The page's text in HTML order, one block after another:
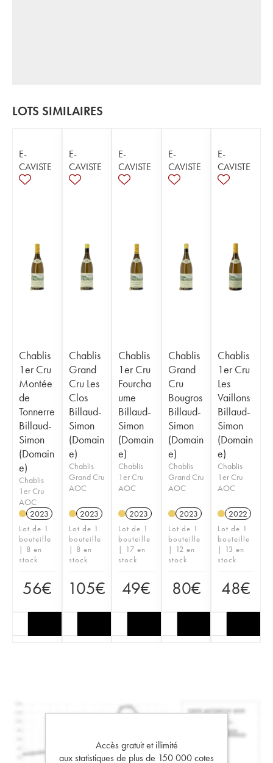
LOTS SIMILAIRES
E-
CAVISTE
Chablis
1er Cru
Montée
de
Tonnerre
Billaud-
Simon
(Domain
e)
Chablis
1er Cru
AOC
2023
Lot de 1
bouteille
| 8 en
stock
56€
E-
CAVISTE
Chablis
Grand
Cru Les
Clos
Billaud-
Simon
(Domain
e)
Chablis
Grand Cru
AOC
2023
Lot de 1
bouteille
| 8 en
stock
105€
E-
CAVISTE
Chablis
1er Cru
Fourcha
ume
Billaud-
Simon
(Domain
e)
Chablis
1er Cru
AOC
2023
Lot de 1
bouteille
| 17 en
stock
49€
E-
CAVISTE
Chablis
Grand
Cru
Bougros
Billaud-
Simon
(Domain
e)
Chablis
Grand Cru
AOC
2023
Lot de 1
bouteille
| 12 en
stock
80€
E-
CAVISTE
Chablis
1er Cru
Les
Vaillons
Billaud-
Simon
(Domain
e)
Chablis
1er Cru
AOC
2022
Lot de 1
bouteille
| 13 en
stock
48€
Accès gratuit et illimité
aux statistiques de plus de 150 000 cotes